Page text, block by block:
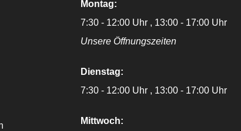
Montag:
7:30 - 12:00 Uhr
13:00 - 17:00 Uhr
Unsere Öffnungszeiten
Dienstag:
7:30 - 12:00 Uhr
13:00 - 17:00 Uhr
Mittwoch: